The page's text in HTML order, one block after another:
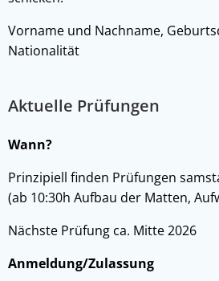
Vorname und Nachname,
Nationalität
Aktuelle Prüfungen
Wann?
Prinzipiell finden Prüfungen
(ab 10:30h Aufbau der Matten,
Nächste Prüfung ca. Mitte 2026
Anmeldung/Zulassung